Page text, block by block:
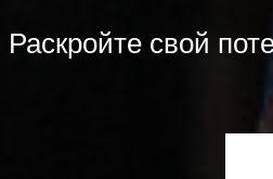
Раскройте свой